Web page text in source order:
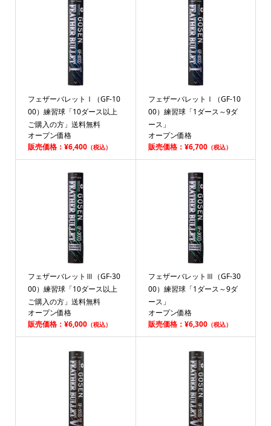
フェザーバレットⅠ（GF-10
00）練習球「10ダース以上
ご購入の方」送料無料
オープン価格
販売価格：¥6,400（税込）
フェザーバレットⅠ（GF-10
00）練習球「1ダース～9ダ
ース」
オープン価格
販売価格：¥6,700（税込）
フェザーバレットⅢ（GF-30
00）練習球「10ダース以上
ご購入の方」送料無料
オープン価格
販売価格：¥6,000（税込）
フェザーバレットⅢ（GF-30
00）練習球「1ダース～9ダ
ース」
オープン価格
販売価格：¥6,300（税込）